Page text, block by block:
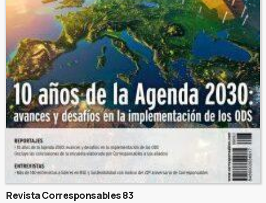
Revista Corresponsables 83